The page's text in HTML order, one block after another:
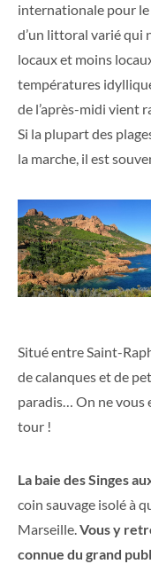
internationale pour
d’un littoral varié qui
locaux et moins
températures
de l’après-midi vient
Si la plupart des
la marche, il est
Situé entre Saint-
de calanques et de
paradis… On ne vous
tour !
La baie des Singes
coin sauvage isolé à
Marseille.Vous y
connue du grand